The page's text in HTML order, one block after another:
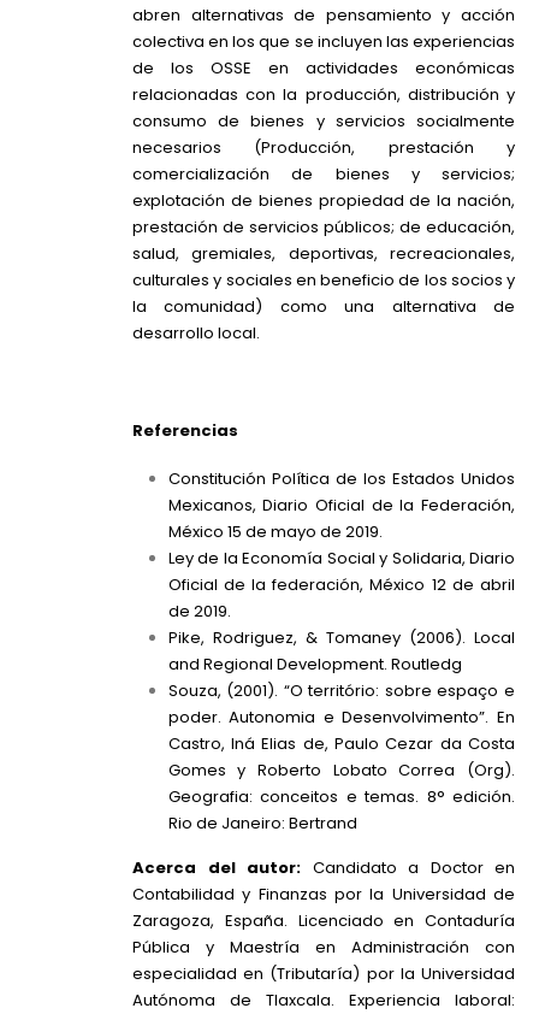
abren alternativas de pensamiento y acción
colectiva en los que se incluyen las experiencias
de los OSSE en actividades económicas
relacionadas con la producción, distribución y
consumo de bienes y servicios socialmente
necesarios (Producción, prestación y
comercialización de bienes y servicios;
explotación de bienes propiedad de la nación,
prestación de servicios públicos; de educación,
salud, gremiales, deportivas, recreacionales,
culturales y sociales en beneficio de los socios y
la comunidad) como una alternativa de
desarrollo local.
Referencias
Constitución Política de los Estados Unidos
Mexicanos, Diario Oficial de la Federación,
México 15 de mayo de 2019.
Ley de la Economía Social y Solidaria, Diario
Oficial de la federación, México 12 de abril
de 2019.
Pike, Rodriguez, & Tomaney (2006). Local
and Regional Development. Routledg
Souza, (2001). “O território: sobre espaço e
poder. Autonomia e Desenvolvimento”. En
Castro, Iná Elias de, Paulo Cezar da Costa
Gomes y Roberto Lobato Correa (Org).
Geografia: conceitos e temas. 8° edición.
Rio de Janeiro: Bertrand
Acerca del autor: Candidato a Doctor en
Contabilidad y Finanzas por la Universidad de
Zaragoza, España. Licenciado en Contaduría
Pública y Maestría en Administración con
especialidad en (Tributaría) por la Universidad
Autónoma de Tlaxcala. Experiencia laboral: